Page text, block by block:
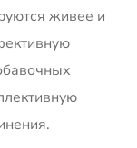
живее и